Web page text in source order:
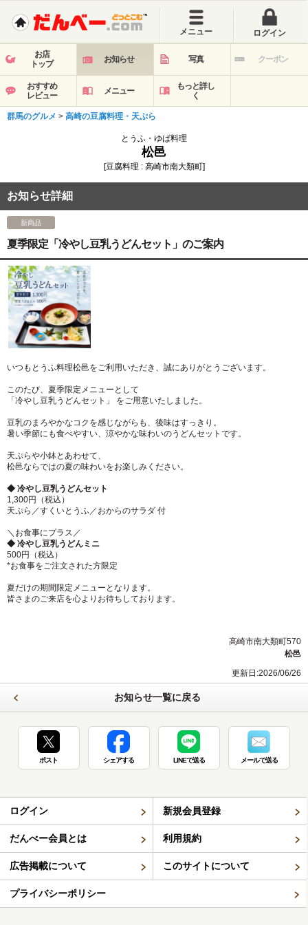
メニュー ログイン
お店
トップ
お知らせ 写真 クーポン
おすすめ
レビュー
メニュー
もっと詳し
く
群馬のグルメ > 高崎の豆腐料理・天ぷら
とうふ・ゆば料理
松邑
[豆腐料理 : 高崎市南大類町]
お知らせ詳細
新商品
夏季限定「冷やし豆乳うどんセット」のご案内
いつもとうふ料理松邑をご利用いただき、誠にありがとうございます。
このたび、夏季限定メニューとして
「冷やし豆乳うどんセット」 をご用意いたしました。
豆乳のまろやかなコクを感じながらも、後味はすっきり。
暑い季節にも食べやすい、涼やかな味わいのうどんセットです。
天ぷらや小鉢とあわせて、
松邑ならではの夏の味わいをお楽しみください。
◆ 冷やし豆乳うどんセット
1,300円（税込）
天ぷら／すくいとうふ／おからのサラダ 付
＼お食事にプラス／
◆ 冷やし豆乳うどんミニ
500円（税込）
*お食事をご注文された方限定
夏だけの期間限定メニューとなります。
皆さまのご来店を心よりお待ちしております。
高崎市南大類町570
松邑
更新日:2026/06/26
お知らせ一覧に戻る
ポスト シェアする LINEで送る メールで送る
ログイン 新規会員登録
だんべー会員とは 利用規約
広告掲載について このサイトについて
プライバシーポリシー